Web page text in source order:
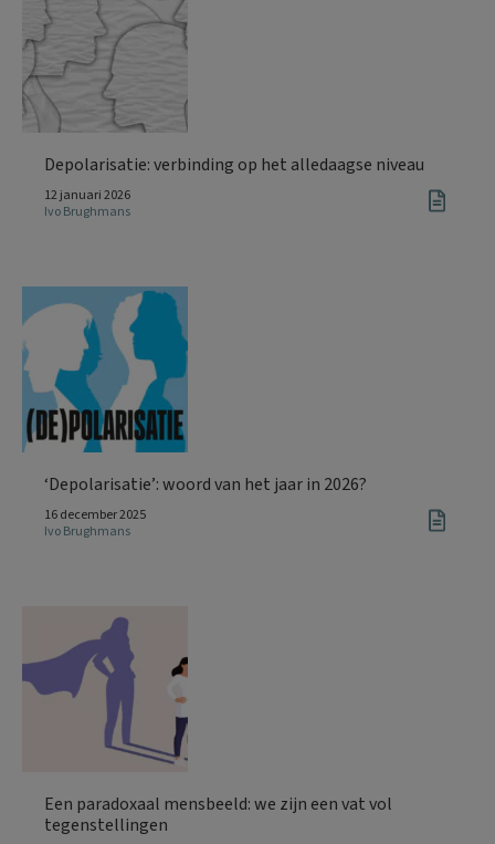
Depolarisatie: verbinding op het alledaagse niveau
12 januari 2026
Ivo Brughmans
‘Depolarisatie’: woord van het jaar in 2026?
16 december 2025
Ivo Brughmans
Een paradoxaal mensbeeld: we zijn een vat vol
tegenstellingen